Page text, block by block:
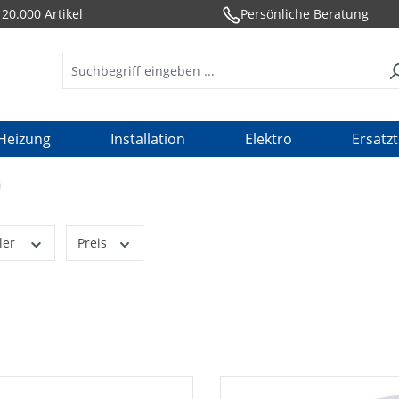
Artikel Persönliche Beratung
Installation Elektro
Preis